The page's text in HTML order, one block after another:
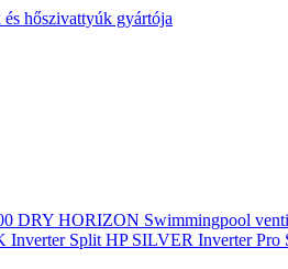
hőszivattyúk gyártója
DRY HORIZON Swimmingpool
Inverter Split HP SILVER Inverter Pro